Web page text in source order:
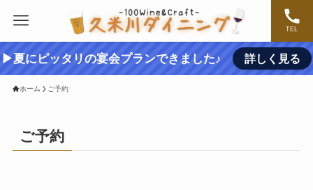
TEL
▶夏にピッタリの宴会プランできました♪ 詳しく見る
ホーム ご予約
ご予約